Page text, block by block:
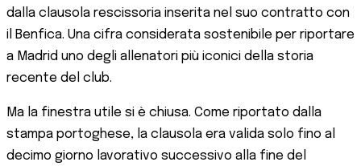
dalla clausola rescissoria inserita nel suo contratto con
il Benfica. Una cifra considerata sostenibile per riportare
a Madrid uno degli allenatori più iconici della storia
recente del club.
Ma la finestra utile si è chiusa. Come riportato dalla
stampa portoghese, la clausola era valida solo fino al
decimo giorno lavorativo successivo alla fine del